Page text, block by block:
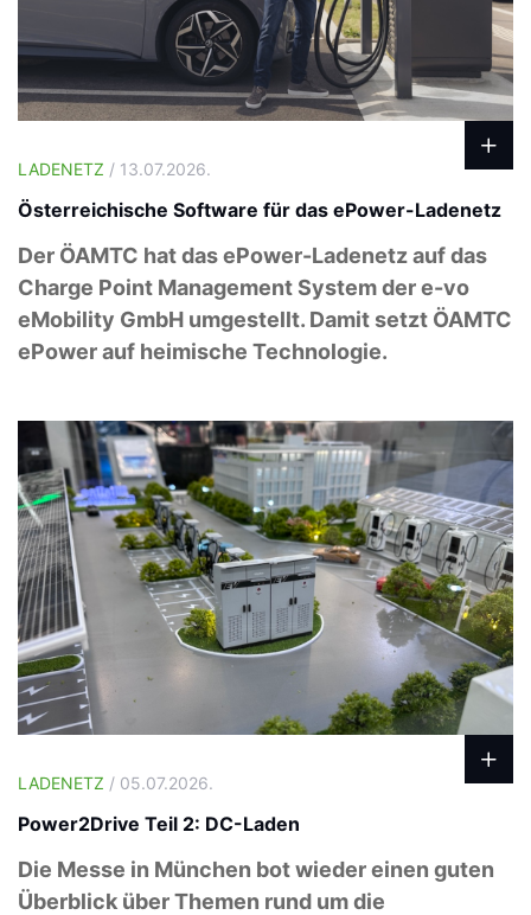
LADENETZ / 13.07.2026.
Österreichische Software für das ePower-Ladenetz
Der ÖAMTC hat das ePower-Ladenetz auf das
Charge Point Management System der e-vo
eMobility GmbH umgestellt. Damit setzt ÖAMTC
ePower auf heimische Technologie.
LADENETZ / 05.07.2026.
Power2Drive Teil 2: DC-Laden
Die Messe in München bot wieder einen guten
Überblick über Themen rund um die